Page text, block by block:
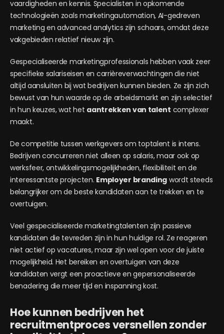
vaardigheden en kennis. Specialisten in opkomende
technologieën zoals marketingautomation, AI-gedreven
marketing en advanced analytics zijn schaars, omdat deze
vakgebieden relatief nieuw zijn.
Gespecialiseerde marketingprofessionals hebben vaak zeer
specifieke salariseisen en carrièreverwachtingen die niet
altijd aansluiten bij wat bedrijven kunnen bieden. Ze zijn zich
bewust van hun waarde op de arbeidsmarkt en zijn selectief
in hun keuzes, wat het aantrekken van talent complexer
maakt.
De competitie tussen werkgevers om toptalent is intens.
Bedrijven concurreren niet alleen op salaris, maar ook op
werksfeer, ontwikkelingsmogelijkheden, flexibiliteit en de
interessantste projecten. Employer branding wordt steeds
belangrijker om de beste kandidaten aan te trekken en te
overtuigen.
Veel gespecialiseerde marketingtalenten zijn passieve
kandidaten die tevreden zijn in hun huidige rol. Ze reageren
niet actief op vacatures, maar zijn wel open voor de juiste
mogelijkheid. Het bereiken en overtuigen van deze
kandidaten vergt een proactieve en gepersonaliseerde
benadering die meer tijd en inspanning kost.
Hoe kunnen bedrijven het
recruitmentproces versnellen zonder